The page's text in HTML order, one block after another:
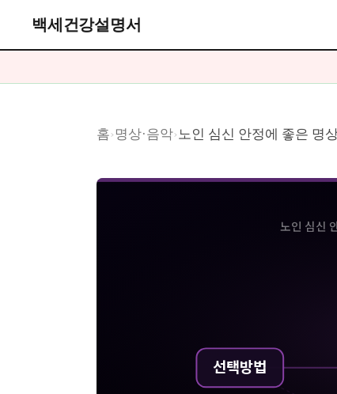
백세건강설명서
홈› 명상·음악›노인 심신 안정에 좋은 명
노인 심신
선택방법